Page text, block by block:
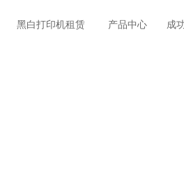
黑白打印机租赁 产品中心 成